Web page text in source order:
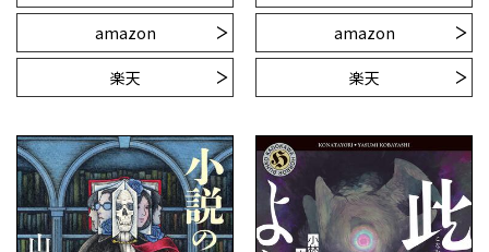
amazon
楽天
amazon
楽天